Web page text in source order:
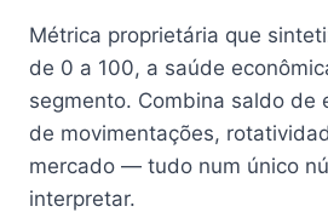
Métrica proprietária que
de 0 a 100, a saúde
segmento. Combina saldo de
de movimentações,
mercado — tudo num único
interpretar.